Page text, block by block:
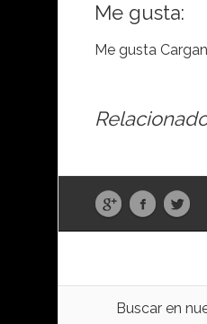
Me gusta:
Me gusta
Buscar en